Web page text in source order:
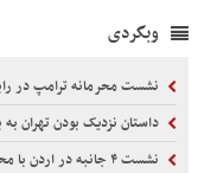
وبگردی
نشست محرمانه ترامپ در
داستان نزدیک بودن تهران به
نشست ۴ جانبه در اردن با محوریت ایران و آمریکا